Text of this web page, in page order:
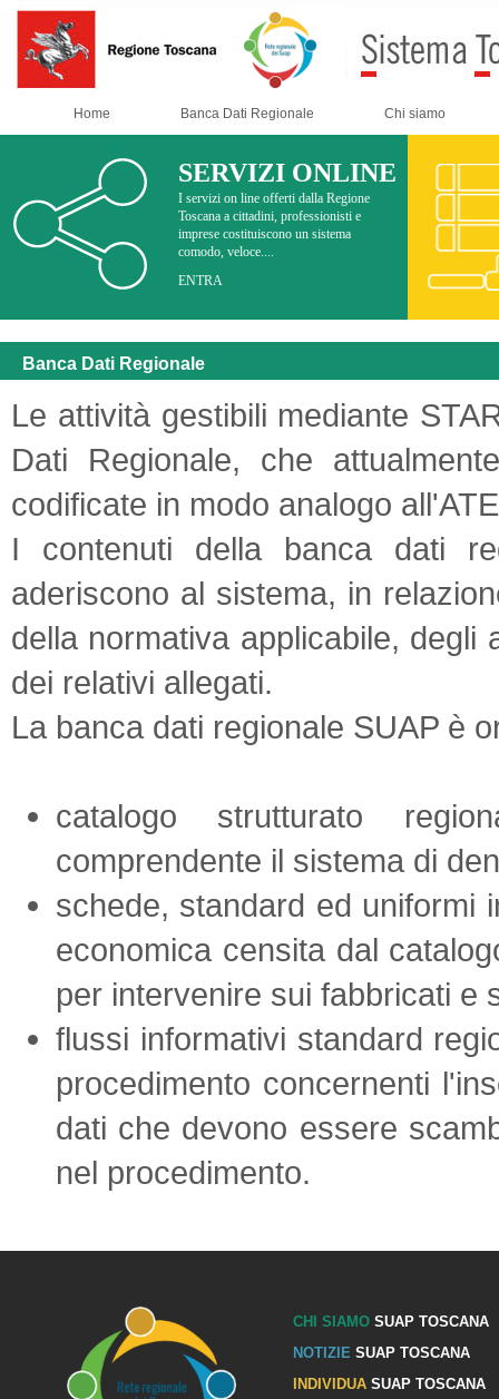
Home Banca Dati Regionale Chi siamo
SERVIZI ONLINE
I servizi on line offerti dalla Regione
Toscana a cittadini, professionisti e
imprese costituiscono un sistema
comodo, veloce....
ENTRA
Banca Dati Regionale
Le attività gestibili mediante
Dati Regionale, che
codificate in modo analogo
I contenuti della banca dati
aderiscono al sistema, in
della normativa applicabile, degli
dei relativi allegati.
La banca dati regionale SUAP è
catalogo strutturato
comprendente il sistema di
schede, standard ed uniformi
economica censita dal
per intervenire sui fabbricati e
flussi informativi standard
procedimento concernenti
dati che devono essere
nel procedimento.
CHI SIAMOSUAP TOSCANA
NOTIZIE SUAP TOSCANA
INDIVIDUASUAP TOSCANA